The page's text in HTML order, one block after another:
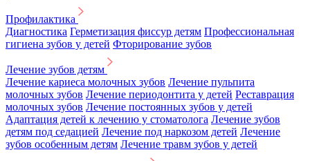
Профилактика
Диагностика Герметизация фиссур детям Профессиональная
гигиена зубов у детей Фторирование зубов
Лечение зубов детям
Лечение кариеса молочных зубов Лечение пульпита
молочных зубов Лечение периодонтита у детей Реставрация
молочных зубов Лечение постоянных зубов у детей
Адаптация детей к лечению у стоматолога Лечение зубов
детям под седацией Лечение под наркозом детей Лечение
зубов особенным детям Лечение травм зубов у детей